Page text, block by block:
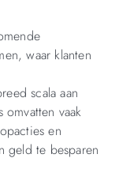
waar klanten
scala aan
vaak
en
geld te besparen